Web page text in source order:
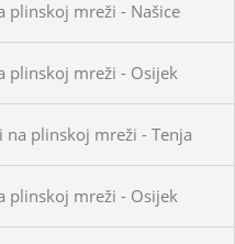
plinskoj mreži - Našice
plinskoj mreži - Osijek
plinskoj mreži - Tenja
plinskoj mreži - Osijek